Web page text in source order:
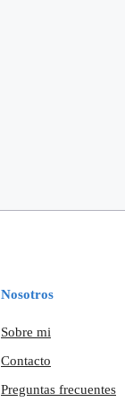
Nosotros
Sobre mi
Contacto
Preguntas frecuentes